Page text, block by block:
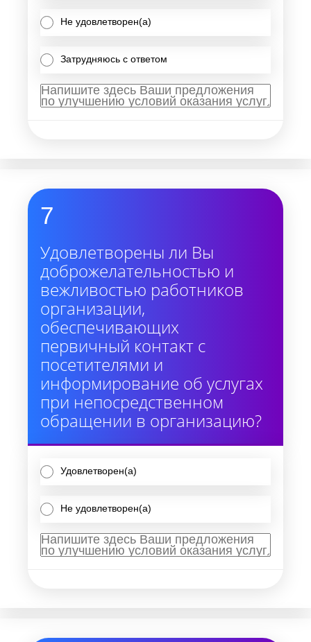
Не удовлетворен(а)
Затрудняюсь с ответом
7
Удовлетворены ли Вы
доброжелательностью и
вежливостью работников
организации,
обеспечивающих
первичный контакт с
посетителями и
информирование об услугах
при непосредственном
обращении в организацию?
Удовлетворен(а)
Не удовлетворен(а)